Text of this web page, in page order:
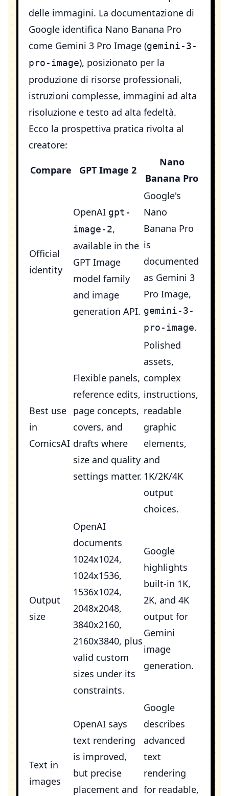
delle immagini. La documentazione di
Google identifica Nano Banana Pro
come Gemini 3 Pro Image (gemini-3-
pro-image), posizionato per la
produzione di risorse professionali,
istruzioni complesse, immagini ad alta
risoluzione e testo ad alta fedeltà.
Ecco la prospettiva pratica rivolta al
creatore:
Compare GPT Image 2
Nano
Banana Pro
Official
identity
OpenAI gpt-
image-2,
available in the
GPT Image
model family
and image
generation API.
Google's
Nano
Banana Pro
is
documented
as Gemini 3
Pro Image,
gemini-3-
pro-image.
Best use
in
ComicsAI
Flexible panels,
reference edits,
page concepts,
covers, and
drafts where
size and quality
settings matter.
Polished
assets,
complex
instructions,
readable
graphic
elements,
and
1K/2K/4K
output
choices.
Output
size
OpenAI
documents
1024x1024,
1024x1536,
1536x1024,
2048x2048,
3840x2160,
2160x3840, plus
valid custom
sizes under its
constraints.
Google
highlights
built-in 1K,
2K, and 4K
output for
Gemini
image
generation.
Text in
images
OpenAI says
text rendering
is improved,
but precise
placement and
Google
describes
advanced
text
rendering
for readable,